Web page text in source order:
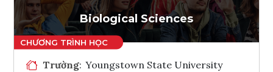
Biological Sciences
Trường: Youngstown State University